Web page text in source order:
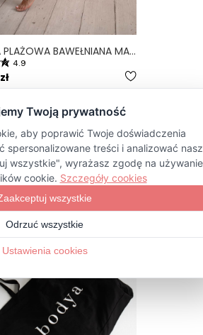
TORBA PLAŻOWA BAWEŁNIANA MAXI BAG
4.9
NAJCZĘŚCIEJ